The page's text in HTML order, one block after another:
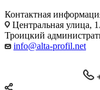
Контактная
Центральная улица,
Троицкий
info@alta-profil.net